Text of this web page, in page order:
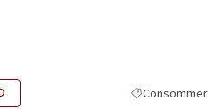
Filtrer les
Consommer